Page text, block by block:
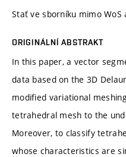
Stať ve sborníku mimo WoS
ORIGINÁLNÍ ABSTRAKT
In this paper, a vector
data based on the 3D
modified variational
tetrahedral mesh to the
Moreover, to classify
whose characteristics are